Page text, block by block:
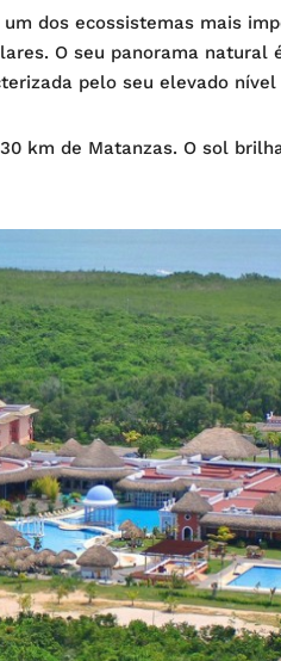
dos ecossistemas mais
O seu panorama natural
pelo seu elevado nível
km de Matanzas. O sol